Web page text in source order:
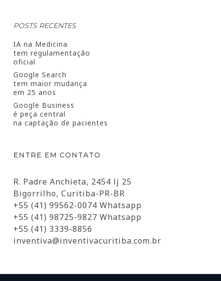
POSTS RECENTES
IA na Medicina
tem regulamentação
oficial
Google Search
tem maior mudança
em 25 anos
Google Business
é peça central
na captação de pacientes
ENTRE EM CONTATO
R. Padre Anchieta, 2454 lj 25
Bigorrilho, Curitiba-PR-BR
+55 (41) 99562-0074 Whatsapp
+55 (41) 98725-9827 Whatsapp
+55 (41) 3339-8856
inventiva@inventivacuritiba.com.br